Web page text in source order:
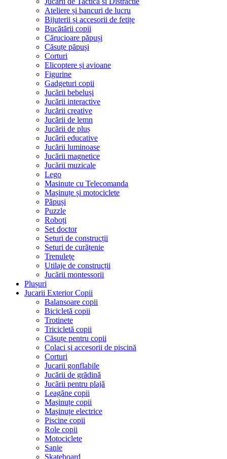
Ateliere și bancuri de lucru
Bijuterii și accesorii de fetițe
Bucătării copii
Cărucioare păpuși
Căsuțe păpuși
Corturi
Elicoptere și avioane
Figurine
Gadgeturi copii
Jucării bebeluși
Jucării interactive
Jucării creative
Jucării de lemn
Jucării de pluș
Jucării educative
Jucării luminoase
Jucării magnetice
Jucării muzicale
Lego
Masinute cu Telecomanda
Mașinuțe și motociclete
Păpuși
Puzzle
Roboți
Set doctor
Seturi de construcții
Seturi de curățenie
Trenulețe
Utilaje de construcții
Jucării montessorii
Plușuri
Jucarii Exterior Copii
Balansoare copii
Bicicletă copii
Trotinete
Tricicletă copii
Căsuțe pentru copii
Colaci și accesorii de piscină
Corturi
Jucarii gonflabile
Jucării de grădină
Jucării pentru plajă
Leagăne copii
Mașinuțe copii
Mașinuțe electrice
Piscine copii
Role copii
Motociclete
Sanie
Skateboard